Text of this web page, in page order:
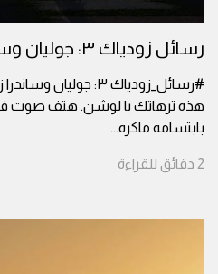
رسائل زودياك ٣: جوليان وساندرا
#رسائل_زودياك ٣:
هذه ترهاتك يا لوشن. هتف صوت في
بابتسامه ماكره...
2 دقائق للقراءة